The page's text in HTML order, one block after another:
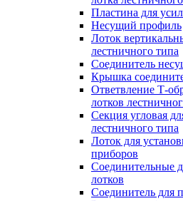
Пластина для
Несущий профиль
Лоток
лестничного типа
Соединитель
Крышка
Ответвление Т-
лотков
Секция угловая
лестничного типа
Лоток для
приборов
Соединительные
лотков
Соединитель для